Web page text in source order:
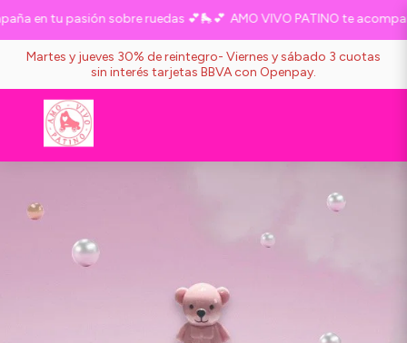
en tu pasión sobre ruedas 💕🛼💕 AMO VIVO PATINO te
Martes y jueves 30% de reintegro- Viernes y sábado 3 cuotas
sin interés tarjetas BBVA con Openpay.